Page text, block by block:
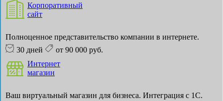
Корпоративный
сайт
Полноценное представительство компании в интернете.
30 дней
от 90 000 руб.
Интернет
магазин
Ваш виртуальный магазин для бизнеса. Интеграция с 1С.